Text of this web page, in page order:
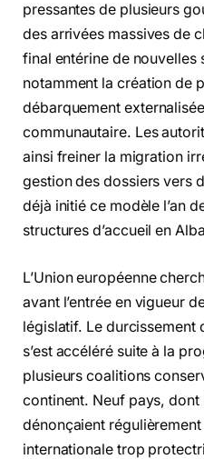
pressantes de plusieurs
des arrivées massives de
final entérine de nouvelles
notamment la création de
débarquement
communautaire. Les
ainsi freiner la migration
gestion des dossiers vers
déjà initié ce modèle l’an
structures d’accueil en
L’Union européenne
avant l’entrée en vigueur
législatif. Le durcissement
s’est accéléré suite à la
plusieurs coalitions
continent. Neuf pays, dont
dénonçaient
internationale trop